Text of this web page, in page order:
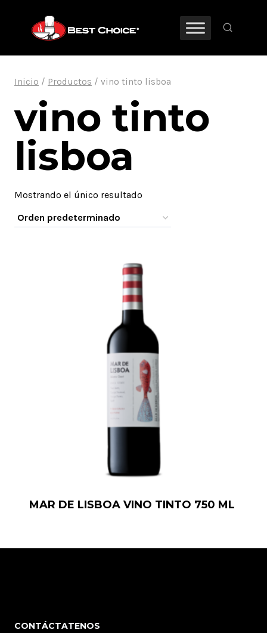
contenido
Inicio / Productos / vino tinto lisboa
vino tinto
lisboa
Mostrando el único resultado
MAR DE LISBOA VINO TINTO 750 ML
CONTÁCTATENOS